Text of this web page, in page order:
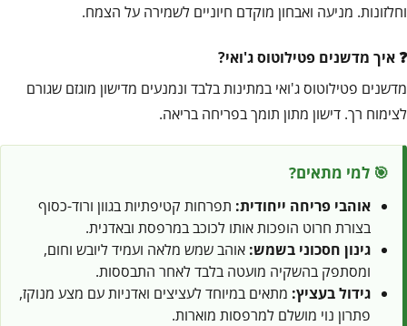
וחלזונות. מניעה ואבחון מוקדם חיוניים לשמירה על הצמח.
איך מדשנים פטילוטוס ג'ואי?
מדשנים פטילוטוס ג'ואי במתינות בלבד ונמנעים מדישון מוגזם שגורם
לצימוח רך. דישון מתון תומך בפריחה בריאה.
🎯 למי מתאים?
אוהבי פריחה ייחודית: תפרחות קטיפתיות בגוון ורוד-כסוף
בצורת חרוט הופכות אותו לכוכב במרפסת ובאדנית.
גינון חסכוני בשמש: אוהב שמש מלאה ועמיד ליובש וחום,
ומסתפק בהשקיה מועטה בלבד לאחר התבססות.
גידול בעציץ: מתאים במיוחד לעציצים ואדניות עם מצע מנוקז,
פתרון נוי מושלם למרפסות מוארות.